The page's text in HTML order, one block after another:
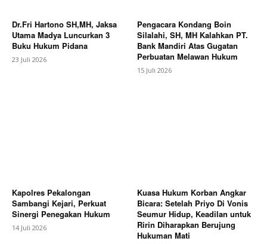
Dr.Fri Hartono SH,MH, Jaksa
Utama Madya Luncurkan 3
Buku Hukum Pidana
23 Juli 2026
Pengacara Kondang Boin
Silalahi, SH, MH Kalahkan PT.
Bank Mandiri Atas Gugatan
Perbuatan Melawan Hukum
15 Juli 2026
Kapolres Pekalongan
Sambangi Kejari, Perkuat
Sinergi Penegakan Hukum
14 Juli 2026
Kuasa Hukum Korban Angkar
Bicara: Setelah Priyo Di Vonis
Seumur Hidup, Keadilan untuk
Ririn Diharapkan Berujung
Hukuman Mati